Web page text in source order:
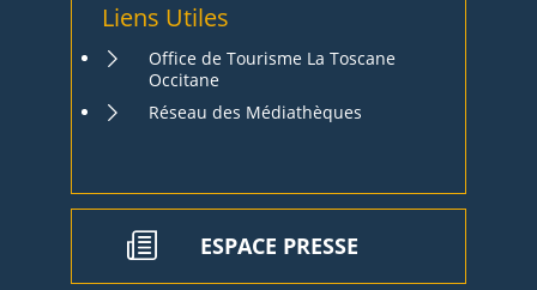
Liens Utiles
Office de Tourisme La Toscane
Occitane
Réseau des Médiathèques
ESPACE PRESSE